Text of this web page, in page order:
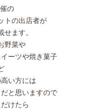
の
トの出店者が
せます。
野菜や
ーツや焼き菓子
い方には
と思いますので
けたら